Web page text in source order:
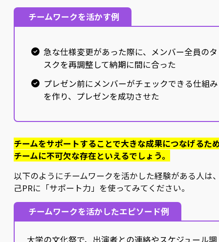
チームワークを活かす例
急な仕様変更があった際に、メンバー全員のタ
スクを再調整して納期に間に合った
プレゼン前にメンバーがチェックできる仕組み
を作り、プレゼンを成功させた
チームをサポートすることで大きな成果につなげるた
チームに不可欠な存在といえるでしょう。
以下のようにチームワークを活かした経験がある人は
己PRに「サポート力」を使ってみてください。
チームワークを活かしたエピソード例